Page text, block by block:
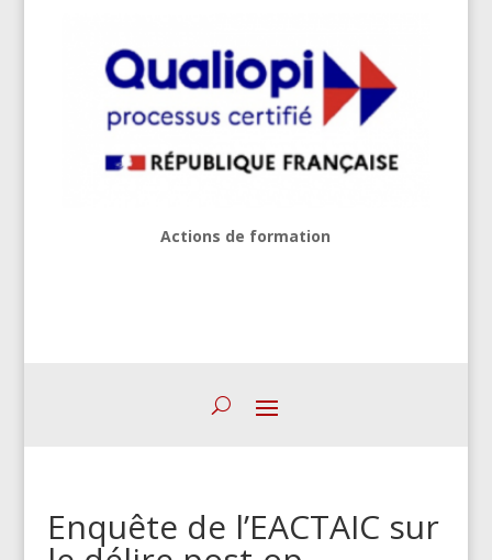
Actions de formation
Enquête de l’EACTAIC sur